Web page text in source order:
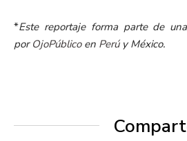
*Este reportaje forma parte de
por OjoPúblicoen Perúy México.